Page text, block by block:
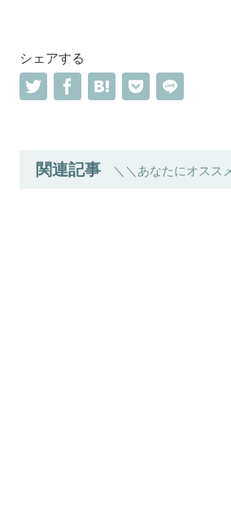
シェアする
関連記事 ＼＼あなたにオスス